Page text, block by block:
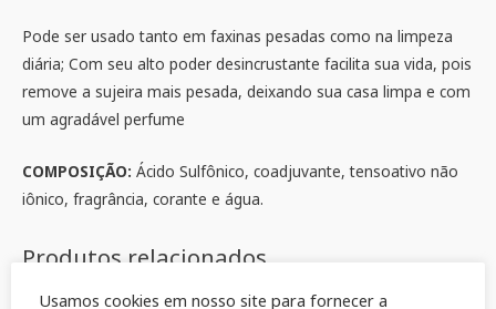
Pode ser usado tanto em faxinas pesadas como na limpeza
diária; Com seu alto poder desincrustante facilita sua vida, pois
remove a sujeira mais pesada, deixando sua casa limpa e com
um agradável perfume
COMPOSIÇÃO: Ácido Sulfônico, coadjuvante, tensoativo não
iônico, fragrância, corante e água.
Produtos relacionados
Usamos cookies em nosso site para fornecer a